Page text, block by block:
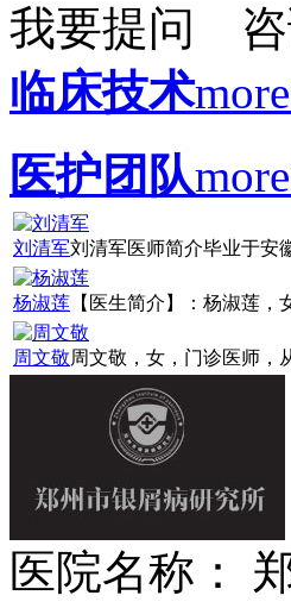
我要提问
临床技术
医护团队
刘清军刘清军医师简介毕业于安
杨淑莲 【医生简介】：杨淑莲
周文敬周文敬，女，门诊医师，
医院名称：